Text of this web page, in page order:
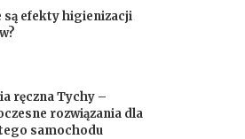
są efekty higienizacji
ręczna Tychy –
rozwiązania dla
samochodu